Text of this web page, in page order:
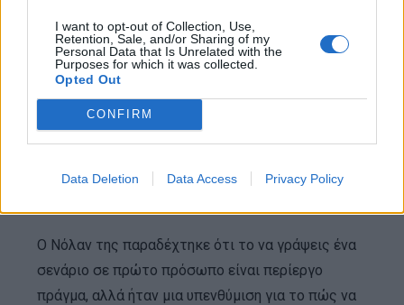
I want to opt-out of Collection, Use,
Retention, Sale, and/or Sharing of my
Personal Data that Is Unrelated with the
Purposes for which it was collected.
Opted Out
CONFIRM
Data Deletion Data Access Privacy Policy
Ο Νόλαν της παραδέχτηκε ότι το να γράψεις ένα
σενάριο σε πρώτο πρόσωπο είναι περίεργο
πράγμα, αλλά ήταν μια υπενθύμιση για το πώς να